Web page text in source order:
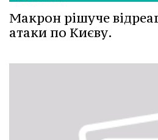
Макрон рішуче
атаки по Києву.